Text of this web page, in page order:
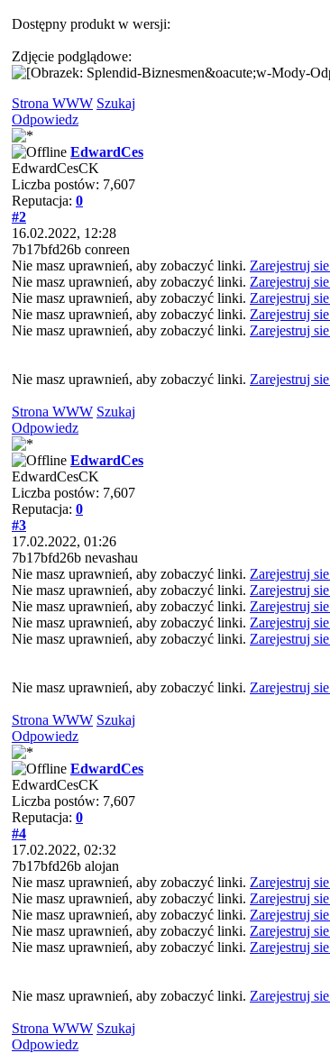
Dostępny produkt w wersji:
Zdjęcie podglądowe:
Strona WWW Szukaj
Odpowiedz
EdwardCes
EdwardCesCK
Liczba postów: 7,607
Reputacja: 0
#2
16.02.2022, 12:28
7b17bfd26b conreen
Nie masz uprawnień, aby zobaczyć linki. Zarejestruj sie
Nie masz uprawnień, aby zobaczyć linki. Zarejestruj sie
Nie masz uprawnień, aby zobaczyć linki. Zarejestruj sie
Nie masz uprawnień, aby zobaczyć linki. Zarejestruj sie
Nie masz uprawnień, aby zobaczyć linki. Zarejestruj sie
Nie masz uprawnień, aby zobaczyć linki. Zarejestruj sie
Strona WWW Szukaj
Odpowiedz
EdwardCes
EdwardCesCK
Liczba postów: 7,607
Reputacja: 0
#3
17.02.2022, 01:26
7b17bfd26b nevashau
Nie masz uprawnień, aby zobaczyć linki. Zarejestruj sie
Nie masz uprawnień, aby zobaczyć linki. Zarejestruj sie
Nie masz uprawnień, aby zobaczyć linki. Zarejestruj sie
Nie masz uprawnień, aby zobaczyć linki. Zarejestruj sie
Nie masz uprawnień, aby zobaczyć linki. Zarejestruj sie
Nie masz uprawnień, aby zobaczyć linki. Zarejestruj sie
Strona WWW Szukaj
Odpowiedz
EdwardCes
EdwardCesCK
Liczba postów: 7,607
Reputacja: 0
#4
17.02.2022, 02:32
7b17bfd26b alojan
Nie masz uprawnień, aby zobaczyć linki. Zarejestruj sie
Nie masz uprawnień, aby zobaczyć linki. Zarejestruj sie
Nie masz uprawnień, aby zobaczyć linki. Zarejestruj sie
Nie masz uprawnień, aby zobaczyć linki. Zarejestruj sie
Nie masz uprawnień, aby zobaczyć linki. Zarejestruj sie
Nie masz uprawnień, aby zobaczyć linki. Zarejestruj sie
Strona WWW Szukaj
Odpowiedz